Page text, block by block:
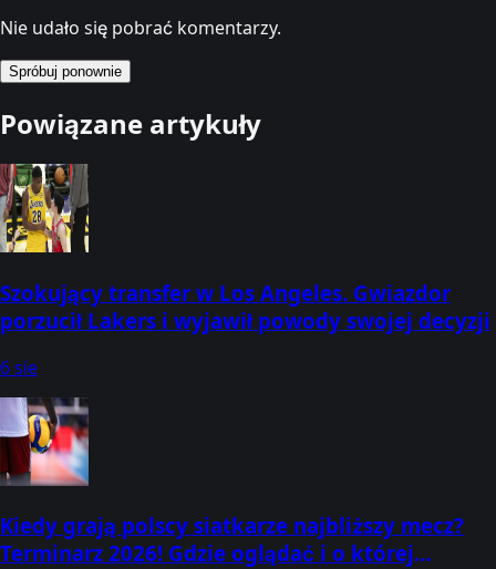
Nie udało się pobrać komentarzy.
Spróbuj ponownie
Powiązane artykuły
Szokujący transfer w Los Angeles. Gwiazdor
porzucił Lakers i wyjawił powody swojej decyzji
6 sie
Kiedy grają polscy siatkarze najbliższy mecz?
Terminarz 2026! Gdzie oglądać i o której